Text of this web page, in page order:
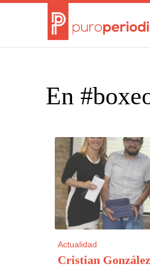
En
Actualidad
Cristian